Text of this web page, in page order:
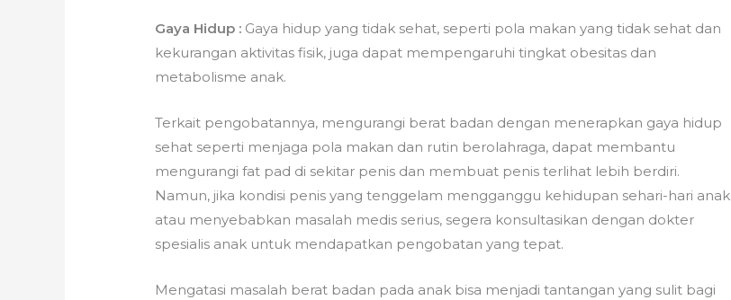
Gaya Hidup : Gaya hidup yang tidak sehat, seperti pola makan yang tidak sehat dan
kekurangan aktivitas fisik, juga dapat mempengaruhi tingkat obesitas dan
metabolisme anak.
Terkait pengobatannya, mengurangi berat badan dengan menerapkan gaya hidup
sehat seperti menjaga pola makan dan rutin berolahraga, dapat membantu
mengurangi fat pad di sekitar penis dan membuat penis terlihat lebih berdiri.
Namun, jika kondisi penis yang tenggelam mengganggu kehidupan sehari-hari anak
atau menyebabkan masalah medis serius, segera konsultasikan dengan dokter
spesialis anak untuk mendapatkan pengobatan yang tepat.
Mengatasi masalah berat badan pada anak bisa menjadi tantangan yang sulit bagi